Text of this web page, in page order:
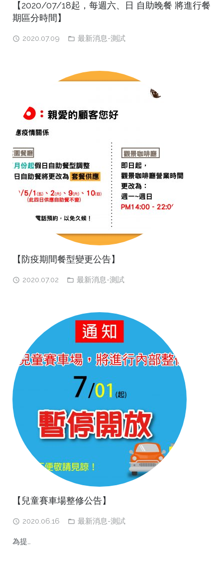
【2020/07/18起，每週六、日 自助晚餐 將進行餐
期區分時間】
2020.07.09 最新消息-測試
【防疫期間餐型變更公告】
2020.07.02 最新消息-測試
【兒童賽車場整修公告】
2020.06.16 最新消息-測試
為提…